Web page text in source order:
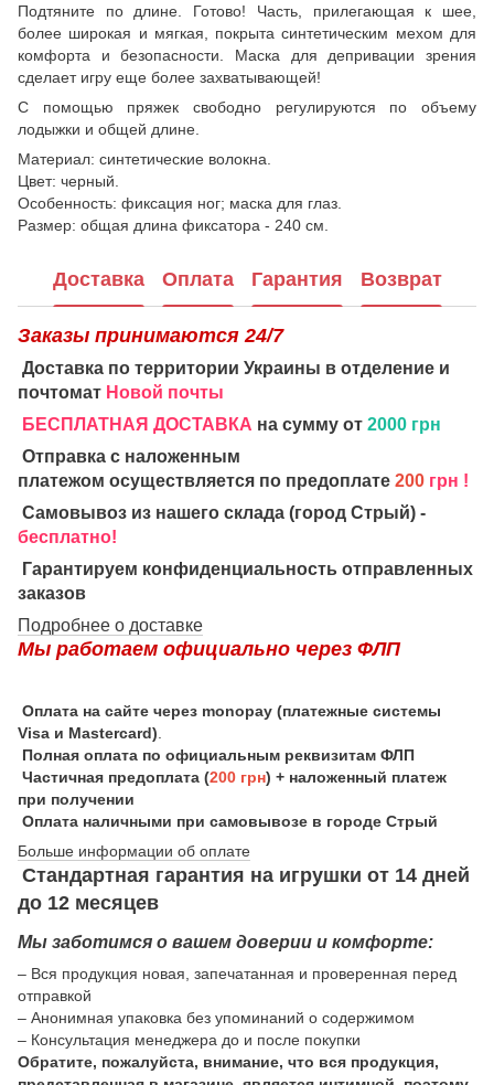
Подтяните по длине. Готово! Часть, прилегающая к шее,
более широкая и мягкая, покрыта синтетическим мехом для
комфорта и безопасности. Маска для депривации зрения
сделает игру еще более захватывающей!
С помощью пряжек свободно регулируются по объему
лодыжки и общей длине.
Материал: синтетические волокна.
Цвет: черный.
Особенность: фиксация ног; маска для глаз.
Размер: общая длина фиксатора - 240 см.
Доставка Оплата Гарантия Возврат
Заказы принимаются 24/7
Доставка по территории Украины в отделение и
почтомат Новой почты
БЕСПЛАТНАЯ ДОСТАВКА на сумму от 2000 грн
Отправка с наложенным
платежом осуществляется по предоплате 200 грн !
Самовывоз из нашего склада (город Стрый) -
бесплатно!
Гарантируем конфиденциальность отправленных
заказов
Подробнее о доставке
Мы работаем официально через ФЛП
Оплата на сайте через monopay (платежные системы
Visa и Mastercard).
Полная оплата по официальным реквизитам ФЛП
Частичная предоплата (200 грн) + наложенный платеж
при получении
Оплата наличными при самовывозе в городе Стрый
Больше информации об оплате
Стандартная гарантия на игрушки от 14 дней
до 12 месяцев
Мы заботимся о вашем доверии и комфорте:
– Вся продукция новая, запечатанная и проверенная перед
отправкой
– Анонимная упаковка без упоминаний о содержимом
– Консультация менеджера до и после покупки
Обратите, пожалуйста, внимание, что вся продукция,